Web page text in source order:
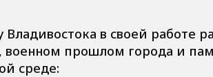
Владивостока в своей работе
военном прошлом города и
среде: